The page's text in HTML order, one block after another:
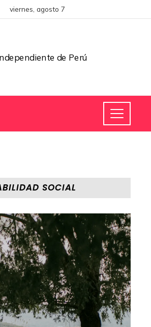
viernes, agosto 7
SOCIAL